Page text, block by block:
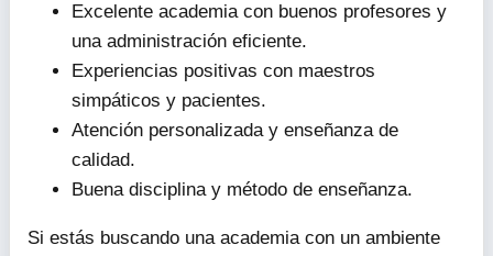
Excelente academia con buenos profesores y
una administración eficiente.
Experiencias positivas con maestros
simpáticos y pacientes.
Atención personalizada y enseñanza de
calidad.
Buena disciplina y método de enseñanza.
Si estás buscando una academia con un ambiente